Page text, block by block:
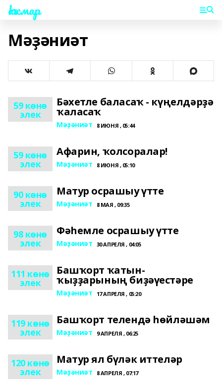
Һаҡмар
Мәҙәниәт
59 көнө
элек
Бәхетле баласаҡ - күңелдәрҙә
ҡаласаҡ
Мәҙәниәт 8 ИЮНЯ , 05:44
59 көнө
элек
Афарин, ҡолсоралар!
Мәҙәниәт 8 ИЮНЯ , 05:10
90 көнө
элек
Матур осрашыу үтте
Мәҙәниәт 8 МАЯ , 09:35
98 көнө
элек
Фәһемле осрашыу үтте
Мәҙәниәт 30 АПРЕЛЯ , 04:05
111 көнө
элек
Башҡорт ҡатын-
ҡыҙҙарының биҙәүестәре
Мәҙәниәт 17 АПРЕЛЯ , 05:20
119 көнө
элек
Башҡорт телендә һөйләшәм
Мәҙәниәт 9 АПРЕЛЯ , 06:25
120 көнө
элек
Матур ял бүләк иттеләр
Мәҙәниәт 8 АПРЕЛЯ , 07:17